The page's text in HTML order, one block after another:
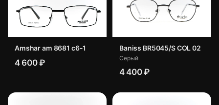
Amshar am 8681 c6-1
4 600 ₽
Baniss BR5045/S COL 02
Серый
4 400 ₽